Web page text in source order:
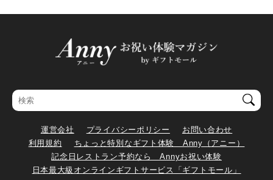
運営会社 プライバシーポリシー
お問い合わせ
利用規約
ちょっと特別なギフト体験 Anny（アニー）
記念日レストラン予約なら Annyお祝い体験
日本最大級オンラインギフトサービス「ギフトモール」